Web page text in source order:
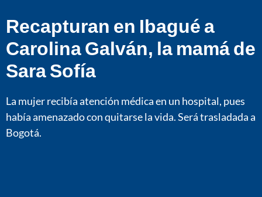
Recapturan en Ibagué a
Carolina Galván, la mamá de
Sara Sofía
La mujer recibía atención médica en un hospital, pues
había amenazado con quitarse la vida. Será trasladada a
Bogotá.